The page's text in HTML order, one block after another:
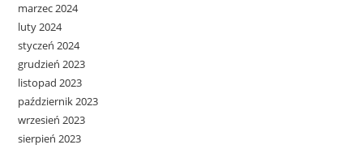
marzec 2024
luty 2024
styczeń 2024
grudzień 2023
listopad 2023
październik 2023
wrzesień 2023
sierpień 2023